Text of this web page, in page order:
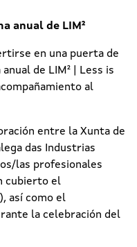
anual de LIM²
en una puerta de
de LIM² | Less is
al
entre la Xunta de
das Industrias
las profesionales
cubierto el
así como el
la celebración del